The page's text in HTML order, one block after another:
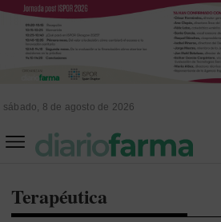
sábado, 8 de agosto de 2026
Terapéutica